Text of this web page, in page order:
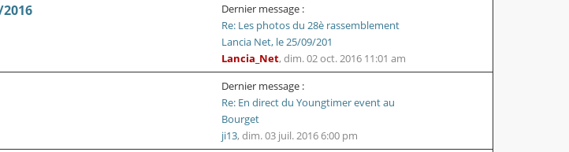
2016
Dernier message :
Re: Les photos du 28è rassemblement
Lancia Net, le 25/09/201
Lancia_Net, dim. 02 oct. 2016 11:01 am
Dernier message :
Re: En direct du Youngtimer event au
Bourget
ji13, dim. 03 juil. 2016 6:00 pm